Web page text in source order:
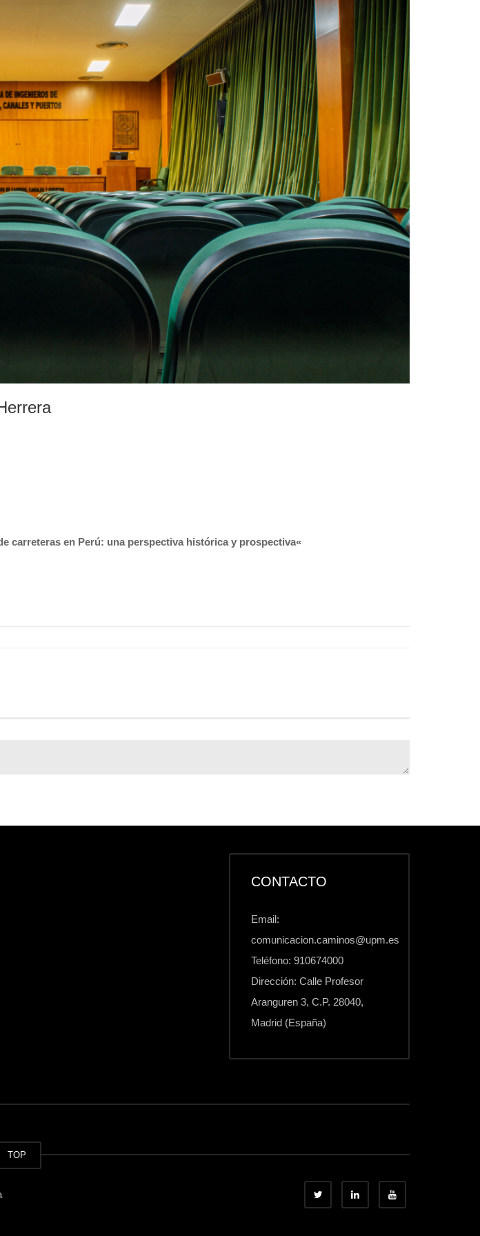
carreteras en Perú: una perspectiva histórica y prospectiva«
CONTACTO
Email:
comunicacion.caminos@upm.es
Teléfono: 910674000
Dirección: Calle Profesor
Aranguren 3, C.P. 28040,
Madrid (España)
TOP